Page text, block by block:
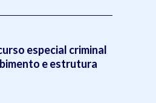
especial criminal
e estrutura